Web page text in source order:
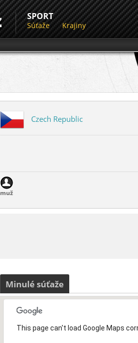
SPORT
Súťaže Krajiny
Czech Republic
muž
Minulé súťaže
This page can't load Google Maps